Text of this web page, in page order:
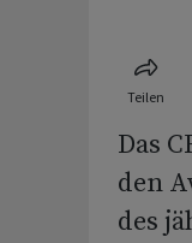
Teilen
Das
den
des